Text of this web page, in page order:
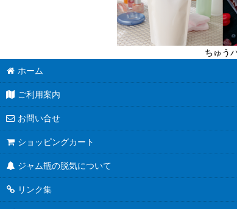
ちゅう
ホーム
ご利用案内
お問い合せ
ショッピングカート
ジャム瓶の脱気について
リンク集